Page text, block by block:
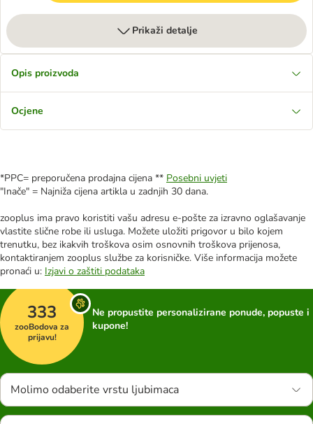
Prikaži detalje
Opis proizvoda
Ocjene
*PPC= preporučena prodajna cijena ** Posebni uvjeti
"Inače" = Najniža cijena artikla u zadnjih 30 dana.
zooplus ima pravo koristiti vašu adresu e-pošte za izravno oglašavanje
vlastite slične robe ili usluga. Možete uložiti prigovor u bilo kojem
trenutku, bez ikakvih troškova osim osnovnih troškova prijenosa,
kontaktiranjem zooplus službe za korisničke. Više informacija možete
pronaći u: Izjavi o zaštiti podataka
333
zooBodova za
prijavu!
Ne propustite personalizirane ponude, popuste i
kupone!
Molimo odaberite vrstu ljubimaca